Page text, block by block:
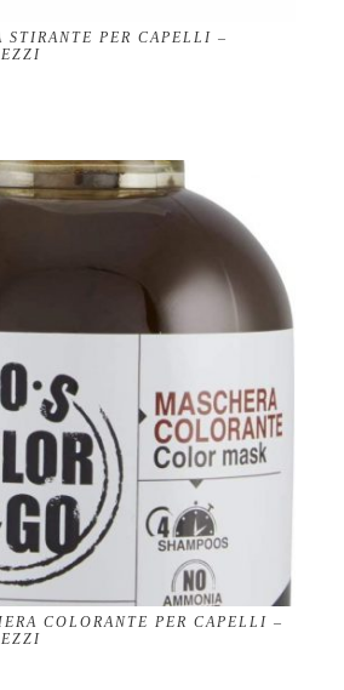
STIRANTE PER CAPELLI –
COLORANTE PER CAPELLI –